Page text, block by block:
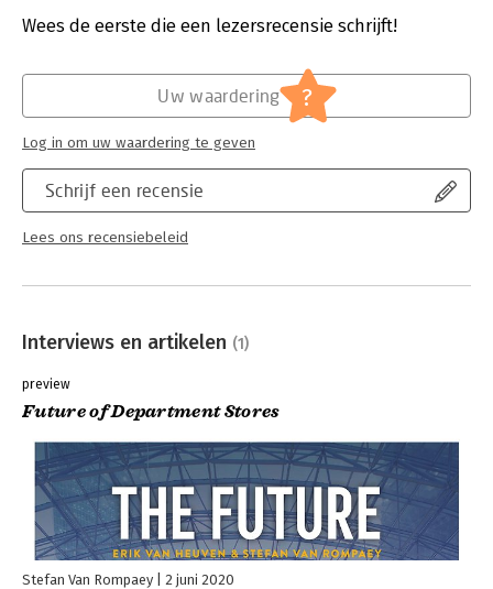
Verschijningsdatum:
8-6-2020
Wees de eerste die een lezersrecensie schrijft!
Schrijf een recensie
Lees ons recensiebeleid
Uw waardering ?
Log in om uw waardering te geven
Interviews en artikelen (1)
preview
Future of Department Stores
Stefan Van Rompaey 2 juni 2020